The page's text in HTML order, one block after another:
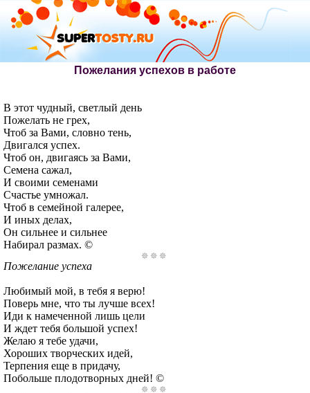
Пожелания успехов в работе
В этот чудный, светлый день
Пожелать не грех,
Чтоб за Вами, словно тень,
Двигался успех.
Чтоб он, двигаясь за Вами,
Семена сажал,
И своими семенами
Счастье умножал.
Чтоб в семейной галерее,
И иных делах,
Он сильнее и сильнее
Набирал размах. ©
Пожелание успеха
Любимый мой, в тебя я верю!
Поверь мне, что ты лучше всех!
Иди к намеченной лишь цели
И ждет тебя большой успех!
Желаю я тебе удачи,
Хороших творческих идей,
Терпения еще в придачу,
Побольше плодотворных дней! ©